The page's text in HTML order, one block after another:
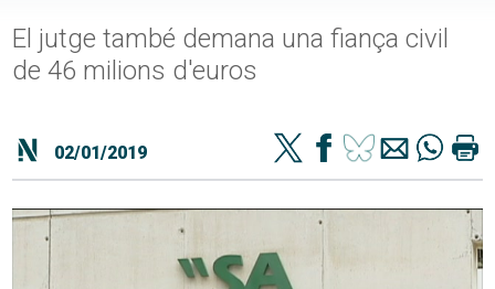
El jutge també demana una fiança civil
de 46 milions d'euros
02/01/2019